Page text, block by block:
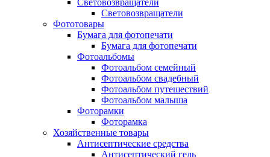
Световозвращатели
Световозвращатели
Фототовары
Бумага для фотопечати
Бумага для фотопечати
Фотоальбомы
Фотоальбом семейный
Фотоальбом свадебный
Фотоальбом путешествий
Фотоальбом малыша
Фоторамки
Фоторамка
Хозяйственные товары
Антисептические средства
Антисептический гель